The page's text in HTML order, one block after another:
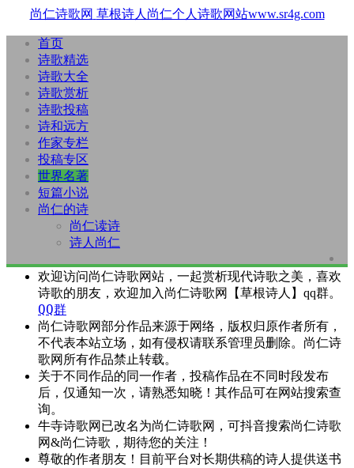
尚仁诗歌网 草根诗人尚仁个人诗歌网站www.sr4g.com
首页
诗歌精选
诗歌大全
诗歌赏析
诗歌投稿
诗和远方
作家专栏
投稿专区
世界名著
短篇小说
尚仁的诗
尚仁读诗
诗人尚仁
欢迎访问尚仁诗歌网站，一起赏析现代诗歌之美，喜欢
诗歌的朋友，欢迎加入尚仁诗歌网【草根诗人】qq群。
QQ群
尚仁诗歌网部分作品来源于网络，版权归原作者所有，
不代表本站立场，如有侵权请联系管理员删除。尚仁诗
歌网所有作品禁止转载。
关于不同作品的同一作者，投稿作品在不同时段发布
后，仅通知一次，请熟悉知晓！其作品可在网站搜索查
询。
牛寺诗歌网已改名为尚仁诗歌网，可抖音搜索尚仁诗歌
网&尚仁诗歌，期待您的关注！
尊敬的作者朋友！目前平台对长期供稿的诗人提供送书